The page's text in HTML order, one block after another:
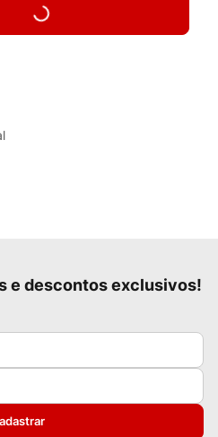
e descontos exclusivos!